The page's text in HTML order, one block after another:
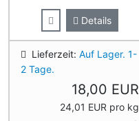
Details
Lieferzeit: Auf Lager. 1-
2 Tage.
18,00 EUR
24,01 EUR pro kg